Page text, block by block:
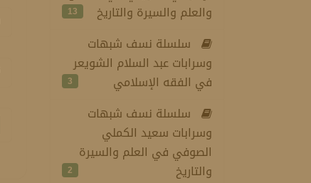
والعلم والسيرة والتاريخ
13
سلسلة نسف شبهات
وسرابات عبد السلام الشويعر
في الفقه الإسلامي
3
سلسلة نسف شبهات
وسرابات سعيد الكملي
الصوفي في العلم والسيرة
والتاريخ
2